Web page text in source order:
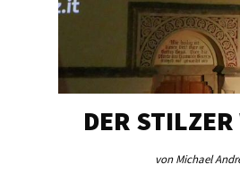
DER
von Michael